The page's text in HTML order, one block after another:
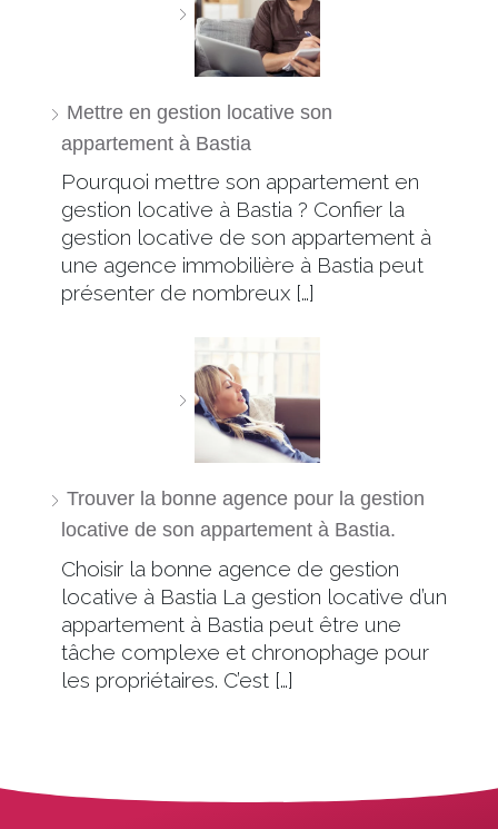
Mettre en gestion locative son
appartement à Bastia
Pourquoi mettre son appartement en
gestion locative à Bastia ? Confier la
gestion locative de son appartement à
une agence immobilière à Bastia peut
présenter de nombreux […]
Trouver la bonne agence pour la gestion
locative de son appartement à Bastia.
Choisir la bonne agence de gestion
locative à Bastia La gestion locative d’un
appartement à Bastia peut être une
tâche complexe et chronophage pour
les propriétaires. C’est […]